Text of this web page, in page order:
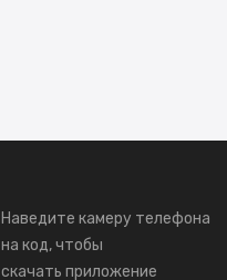
Наведите камеру телефона
на код, чтобы
скачать приложение